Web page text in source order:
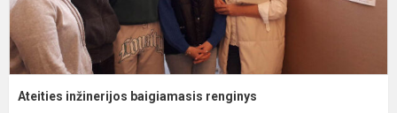
Ateities inžinerijos baigiamasis renginys